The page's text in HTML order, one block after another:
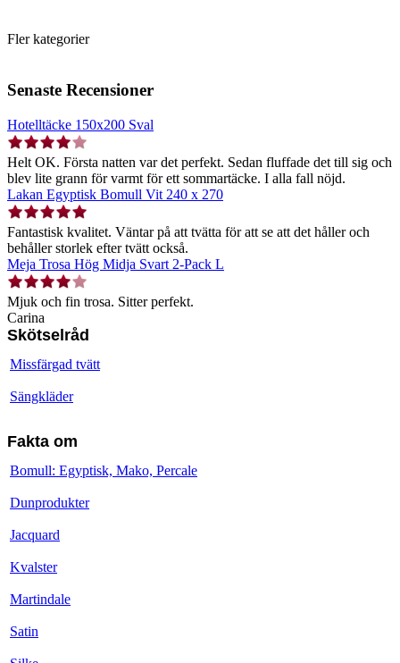
Fler kategorier
Senaste Recensioner
Hotelltäcke 150x200 Sval
Helt OK. Första natten var det perfekt. Sedan fluffade det till sig och
blev lite grann för varmt för ett sommartäcke. I alla fall nöjd.
Lakan Egyptisk Bomull Vit 240 x 270
Fantastisk kvalitet. Väntar på att tvätta för att se att det håller och
behåller storlek efter tvätt också.
Meja Trosa Hög Midja Svart 2-Pack L
Mjuk och fin trosa. Sitter perfekt.
Carina
Skötselråd
Missfärgad tvätt
Sängkläder
Fakta om
Bomull: Egyptisk, Mako, Percale
Dunprodukter
Jacquard
Kvalster
Martindale
Satin